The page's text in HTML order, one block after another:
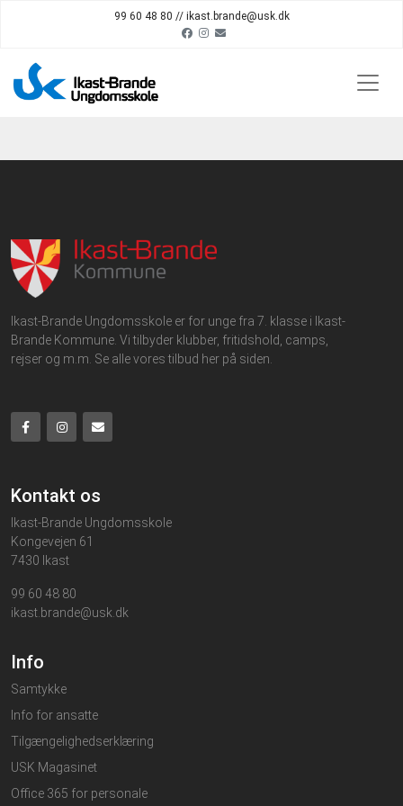
99 60 48 80 // ikast.brande@usk.dk
Ikast-Brande Ungdomsskole er for unge fra 7. klasse i Ikast-
Brande Kommune. Vi tilbyder klubber, fritidshold, camps,
rejser og m.m. Se alle vores tilbud her på siden.
Kontakt os
Ikast-Brande Ungdomsskole
Kongevejen 61
7430 Ikast
99 60 48 80
ikast.brande@usk.dk
Info
Samtykke
Info for ansatte
Tilgængelighedserklæring
USK Magasinet
Office 365 for personale